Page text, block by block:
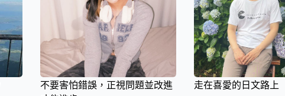
不要害怕錯誤，正視問題並改進
走在喜愛的日文路上